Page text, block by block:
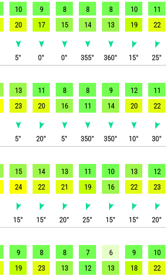
10 9 8 8 8 10 11
20 17 15 14 13 19 22
5° 0° 0° 355° 360° 15° 25°
13 11 8 8 9 12 11
23 20 16 11 14 20 22
5° 20° 5° 350° 350° 10° 30°
15 14 13 11 10 13 12
24 22 21 19 16 22 23
15° 15° 20° 25° 15° 15° 20°
9 8 8 7 6 9 10
19 23 13 12 13 18 22